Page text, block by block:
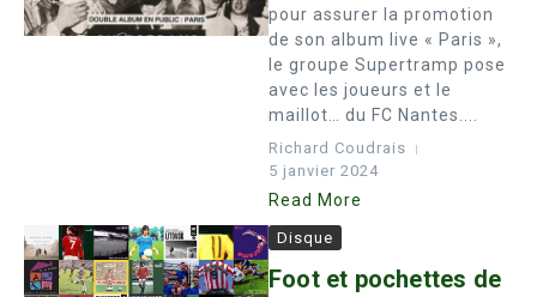
pour assurer la promotion
de son album live « Paris »,
le groupe Supertramp pose
avec les joueurs et le
maillot… du FC Nantes....
Richard Coudrais
5 janvier 2024
Read More
Disque
Foot et pochettes de